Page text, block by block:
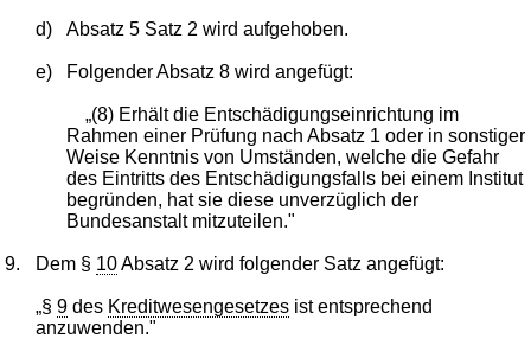
d) Absatz 5 Satz 2 wird aufgehoben.
e) Folgender Absatz 8 wird angefügt:
„(8) Erhält die Entschädigungseinrichtung im
Rahmen einer Prüfung nach Absatz 1 oder in sonstiger
Weise Kenntnis von Umständen, welche die Gefahr
des Eintritts des Entschädigungsfalls bei einem Institut
begründen, hat sie diese unverzüglich der
Bundesanstalt mitzuteilen."
9. Dem § 10Absatz 2 wird folgender Satz angefügt:
„§9 des Kreditwesengesetzes ist entsprechend
anzuwenden."